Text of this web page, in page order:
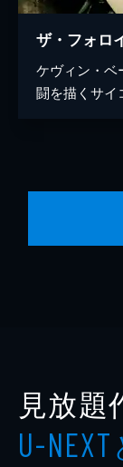
ザ・フォロ
ケヴィン・ベ
闘を描くサイ
見放題
U-NEXT